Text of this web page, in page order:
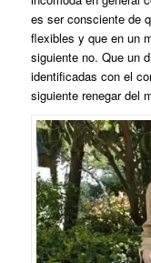
es ser consciente de
flexibles y que en un
siguiente no. Que un
identificadas con el
siguiente renegar del